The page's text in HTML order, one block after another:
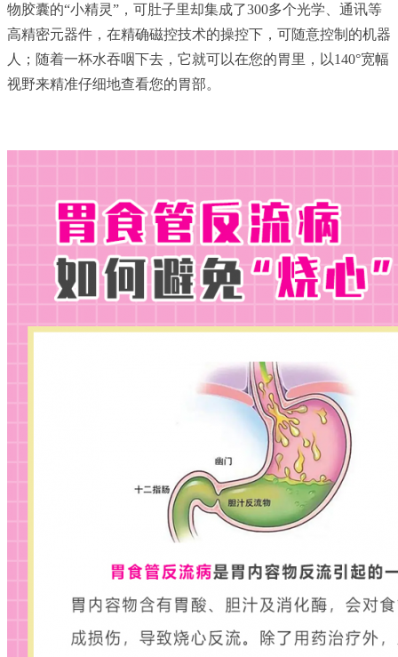
物胶囊的“小精灵”，可肚子里却集成了300多个光学、通讯等
高精密元器件，在精确磁控技术的操控下，可随意控制的机器
人；随着一杯水吞咽下去，它就可以在您的胃里，以140°宽幅
视野来精准仔细地查看您的胃部。